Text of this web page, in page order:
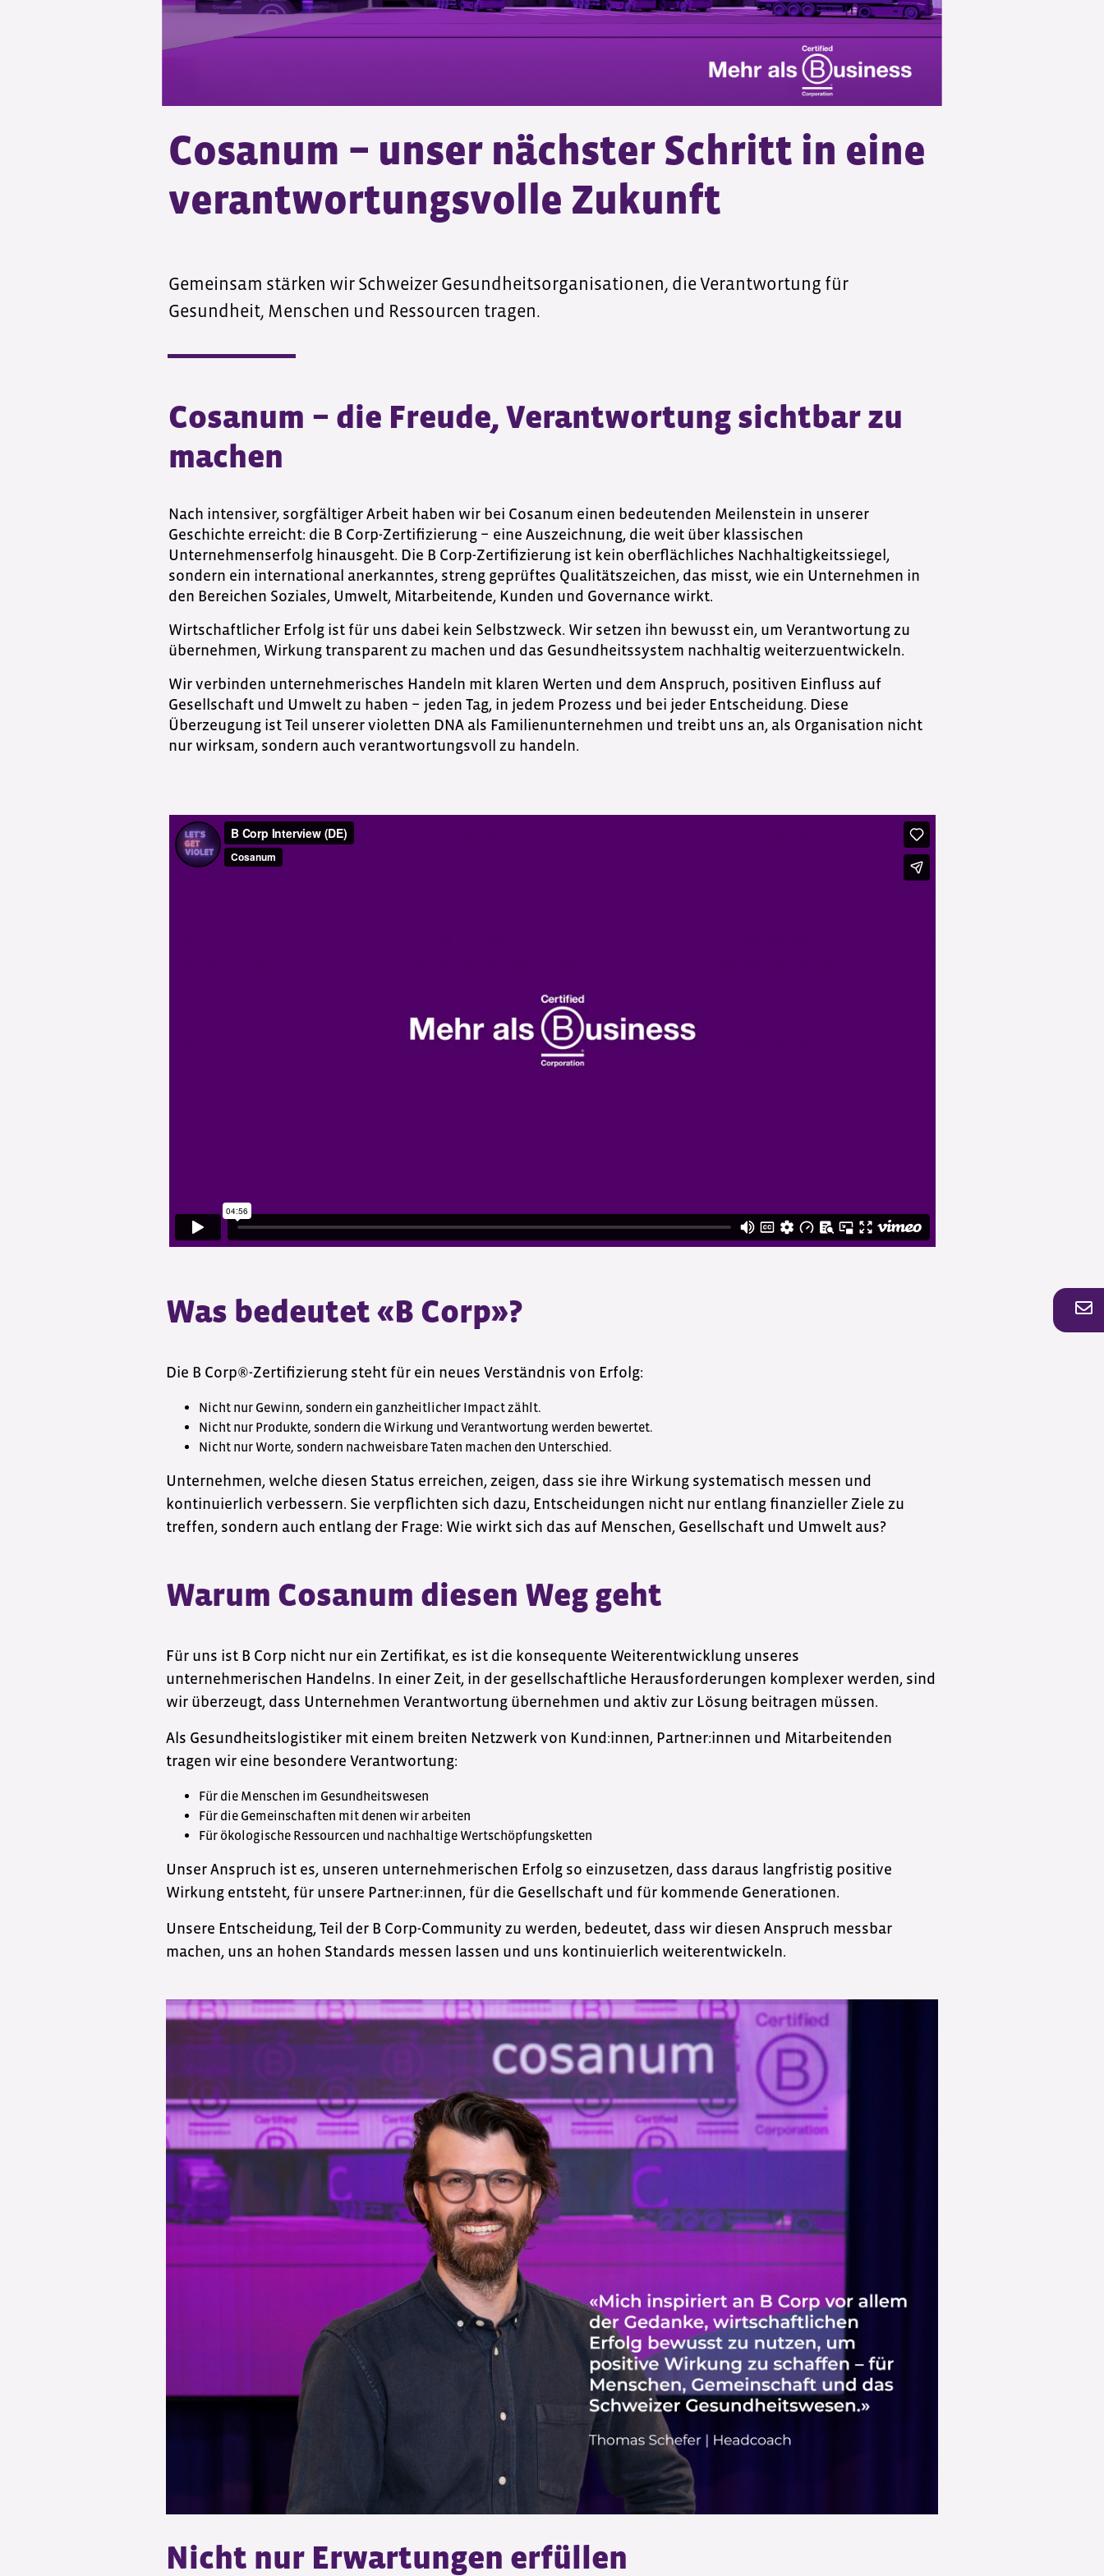
Cosanum − unser nächster Schritt in eine
verantwortungsvolle Zukunft
Gemeinsam stärken wir Schweizer Gesundheitsorganisationen, die Verantwortung für
Gesundheit, Menschen und Ressourcen tragen.
Cosanum − die Freude, Verantwortung sichtbar zu
machen
Nach intensiver, sorgfältiger Arbeit haben wir bei Cosanum einen bedeutenden Meilenstein in unserer
Geschichte erreicht: die B Corp-Zertifizierung − eine Auszeichnung, die weit über klassischen
Unternehmenserfolg hinausgeht. Die B Corp-Zertifizierung ist kein oberflächliches Nachhaltigkeitssiegel,
sondern ein international anerkanntes, streng geprüftes Qualitätszeichen, das misst, wie ein Unternehmen in
den Bereichen Soziales, Umwelt, Mitarbeitende, Kunden und Governance wirkt.
Wirtschaftlicher Erfolg ist für uns dabei kein Selbstzweck. Wir setzen ihn bewusst ein, um Verantwortung zu
übernehmen, Wirkung transparent zu machen und das Gesundheitssystem nachhaltig weiterzuentwickeln.
Wir verbinden unternehmerisches Handeln mit klaren Werten und dem Anspruch, positiven Einfluss auf
Gesellschaft und Umwelt zu haben − jeden Tag, in jedem Prozess und bei jeder Entscheidung. Diese
Überzeugung ist Teil unserer violetten DNA als Familienunternehmen und treibt uns an, als Organisation nicht
nur wirksam, sondern auch verantwortungsvoll zu handeln.
Was bedeutet «B Corp»?
Die B Corp®-Zertifizierung steht für ein neues Verständnis von Erfolg:
Nicht nur Gewinn, sondern ein ganzheitlicher Impact zählt.
Nicht nur Produkte, sondern die Wirkung und Verantwortung werden bewertet.
Nicht nur Worte, sondern nachweisbare Taten machen den Unterschied.
Unternehmen, welche diesen Status erreichen, zeigen, dass sie ihre Wirkung systematisch messen und
kontinuierlich verbessern. Sie verpflichten sich dazu, Entscheidungen nicht nur entlang finanzieller Ziele zu
treffen, sondern auch entlang der Frage: Wie wirkt sich das auf Menschen, Gesellschaft und Umwelt aus?
Warum Cosanum diesen Weg geht
Für uns ist B Corp nicht nur ein Zertifikat, es ist die konsequente Weiterentwicklung unseres
unternehmerischen Handelns. In einer Zeit, in der gesellschaftliche Herausforderungen komplexer werden, sind
wir überzeugt, dass Unternehmen Verantwortung übernehmen und aktiv zur Lösung beitragen müssen.
Als Gesundheitslogistiker mit einem breiten Netzwerk von Kund:innen, Partner:innen und Mitarbeitenden
tragen wir eine besondere Verantwortung:
Für die Menschen im Gesundheitswesen
Für die Gemeinschaften mit denen wir arbeiten
Für ökologische Ressourcen und nachhaltige Wertschöpfungsketten
Unser Anspruch ist es, unseren unternehmerischen Erfolg so einzusetzen, dass daraus langfristig positive
Wirkung entsteht, für unsere Partner:innen, für die Gesellschaft und für kommende Generationen.
Unsere Entscheidung, Teil der B Corp-Community zu werden, bedeutet, dass wir diesen Anspruch messbar
machen, uns an hohen Standards messen lassen und uns kontinuierlich weiterentwickeln.
Nicht nur Erwartungen erfüllen